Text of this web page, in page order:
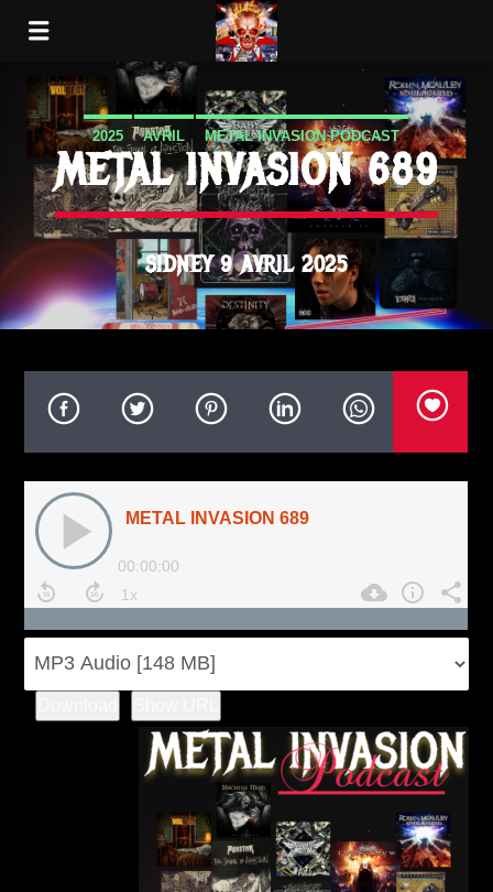
2025 AVRIL METAL INVASION PODCAST
METAL INVASION 689
SIDNEY 9 AVRIL 2025